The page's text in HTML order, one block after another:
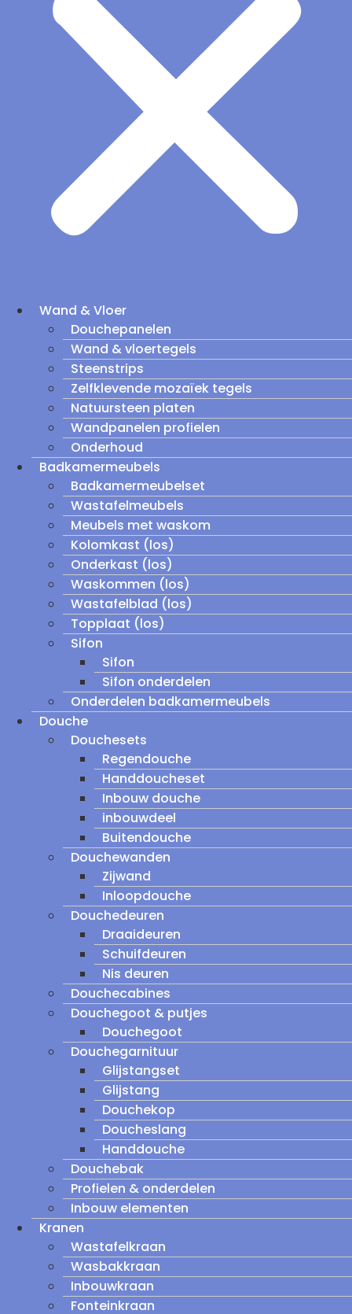
Wand & Vloer
Douchepanelen
Wand & vloertegels
Steenstrips
Zelfklevende mozaïek tegels
Natuursteen platen
Wandpanelen profielen
Onderhoud
Badkamermeubels
Badkamermeubelset
Wastafelmeubels
Meubels met waskom
Kolomkast (los)
Onderkast (los)
Waskommen (los)
Wastafelblad (los)
Topplaat (los)
Sifon
Sifon
Sifon onderdelen
Onderdelen badkamermeubels
Douche
Douchesets
Regendouche
Handdoucheset
Inbouw douche
inbouwdeel
Buitendouche
Douchewanden
Zijwand
Inloopdouche
Douchedeuren
Draaideuren
Schuifdeuren
Nis deuren
Douchecabines
Douchegoot & putjes
Douchegoot
Douchegarnituur
Glijstangset
Glijstang
Douchekop
Doucheslang
Handdouche
Douchebak
Profielen & onderdelen
Inbouw elementen
Kranen
Wastafelkraan
Wasbakkraan
Inbouwkraan
Fonteinkraan